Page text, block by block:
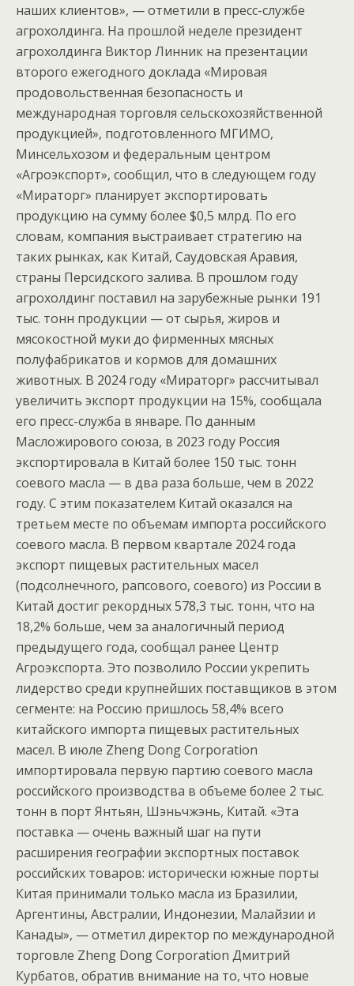
наших клиентов», — отметили в пресс-службе
агрохолдинга. На прошлой неделе президент
агрохолдинга Виктор Линник на презентации
второго ежегодного доклада «Мировая
продовольственная безопасность и
международная торговля сельскохозяйственной
продукцией», подготовленного МГИМО,
Минсельхозом и федеральным центром
«Агроэкспорт», сообщил, что в следующем году
«Мираторг» планирует экспортировать
продукцию на сумму более $0,5 млрд. По его
словам, компания выстраивает стратегию на
таких рынках, как Китай, Саудовская Аравия,
страны Персидского залива. В прошлом году
агрохолдинг поставил на зарубежные рынки 191
тыс. тонн продукции — от сырья, жиров и
мясокостной муки до фирменных мясных
полуфабрикатов и кормов для домашних
животных. В 2024 году «Мираторг» рассчитывал
увеличить экспорт продукции на 15%, сообщала
его пресс-служба в январе. По данным
Масложирового союза, в 2023 году Россия
экспортировала в Китай более 150 тыс. тонн
соевого масла — в два раза больше, чем в 2022
году. С этим показателем Китай оказался на
третьем месте по объемам импорта российского
соевого масла. В первом квартале 2024 года
экспорт пищевых растительных масел
(подсолнечного, рапсового, соевого) из России в
Китай достиг рекордных 578,3 тыс. тонн, что на
18,2% больше, чем за аналогичный период
предыдущего года, сообщал ранее Центр
Агроэкспорта. Это позволило России укрепить
лидерство среди крупнейших поставщиков в этом
сегменте: на Россию пришлось 58,4% всего
китайского импорта пищевых растительных
масел. В июле Zheng Dong Corporation
импортировала первую партию соевого масла
российского производства в объеме более 2 тыс.
тонн в порт Янтьян, Шэньчжэнь, Китай. «Эта
поставка — очень важный шаг на пути
расширения географии экспортных поставок
российских товаров: исторически южные порты
Китая принимали только масла из Бразилии,
Аргентины, Австралии, Индонезии, Малайзии и
Канады», — отметил директор по международной
торговле Zheng Dong Corporation Дмитрий
Курбатов, обратив внимание на то, что новые